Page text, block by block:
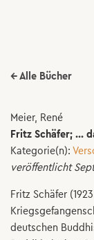
← Alle Bücher
Meier, René
Fritz Schäfer; ...
Kategorie(n):
veröffentlicht
Fritz Schäfer
deutschen